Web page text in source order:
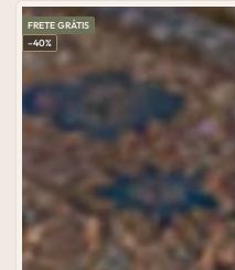
normal de
venda
FRETE GRÁTIS
–40%